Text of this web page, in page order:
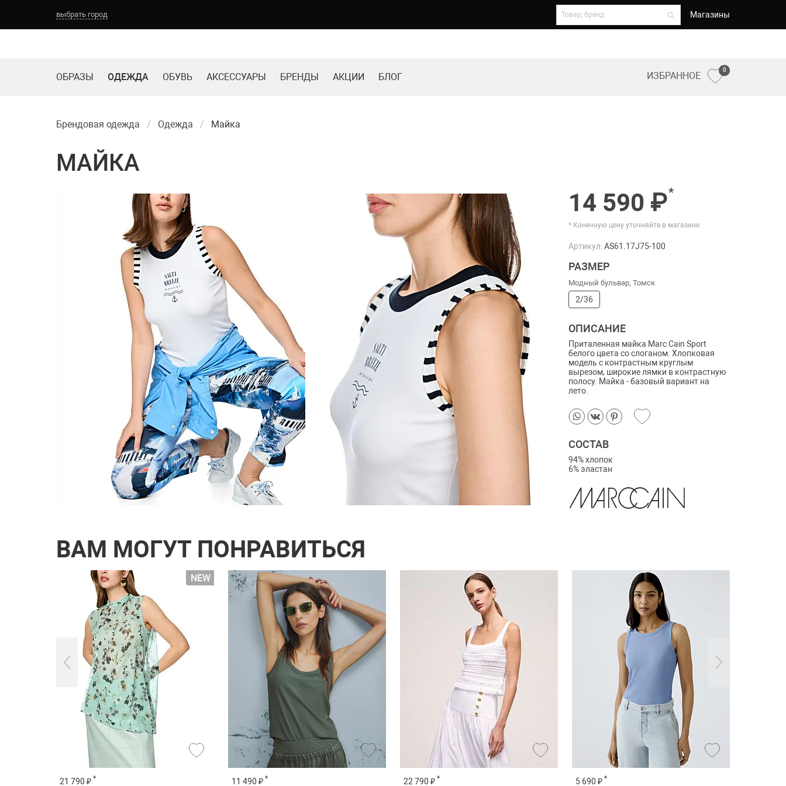
выбрать город Магазины
ОБРАЗЫ ОДЕЖДА ОБУВЬ АКСЕССУАРЫ БРЕНДЫ АКЦИИ БЛОГ ИЗБРАННОЕ
0
Брендовая одежда Одежда Майка
МАЙКА
14 590 ₽*
* Конечную цену уточняйте в магазине.
Артикул:AS61.17J75-100
РАЗМЕР
Модный бульвар, Томск
2/36
ОПИСАНИЕ
Приталенная майка Marc Cain Sport
белого цвета со слоганом. Хлопковая
модель с контрастным круглым
вырезом, широкие лямки в контрастную
полосу. Майка - базовый вариант на
лето.
СОСТАВ
94% хлопок
6% эластан
ВАМ МОГУТ ПОНРАВИТЬСЯ
21 790 ₽ * 11 490 ₽ * 22 790 ₽ * 5 690 ₽ *